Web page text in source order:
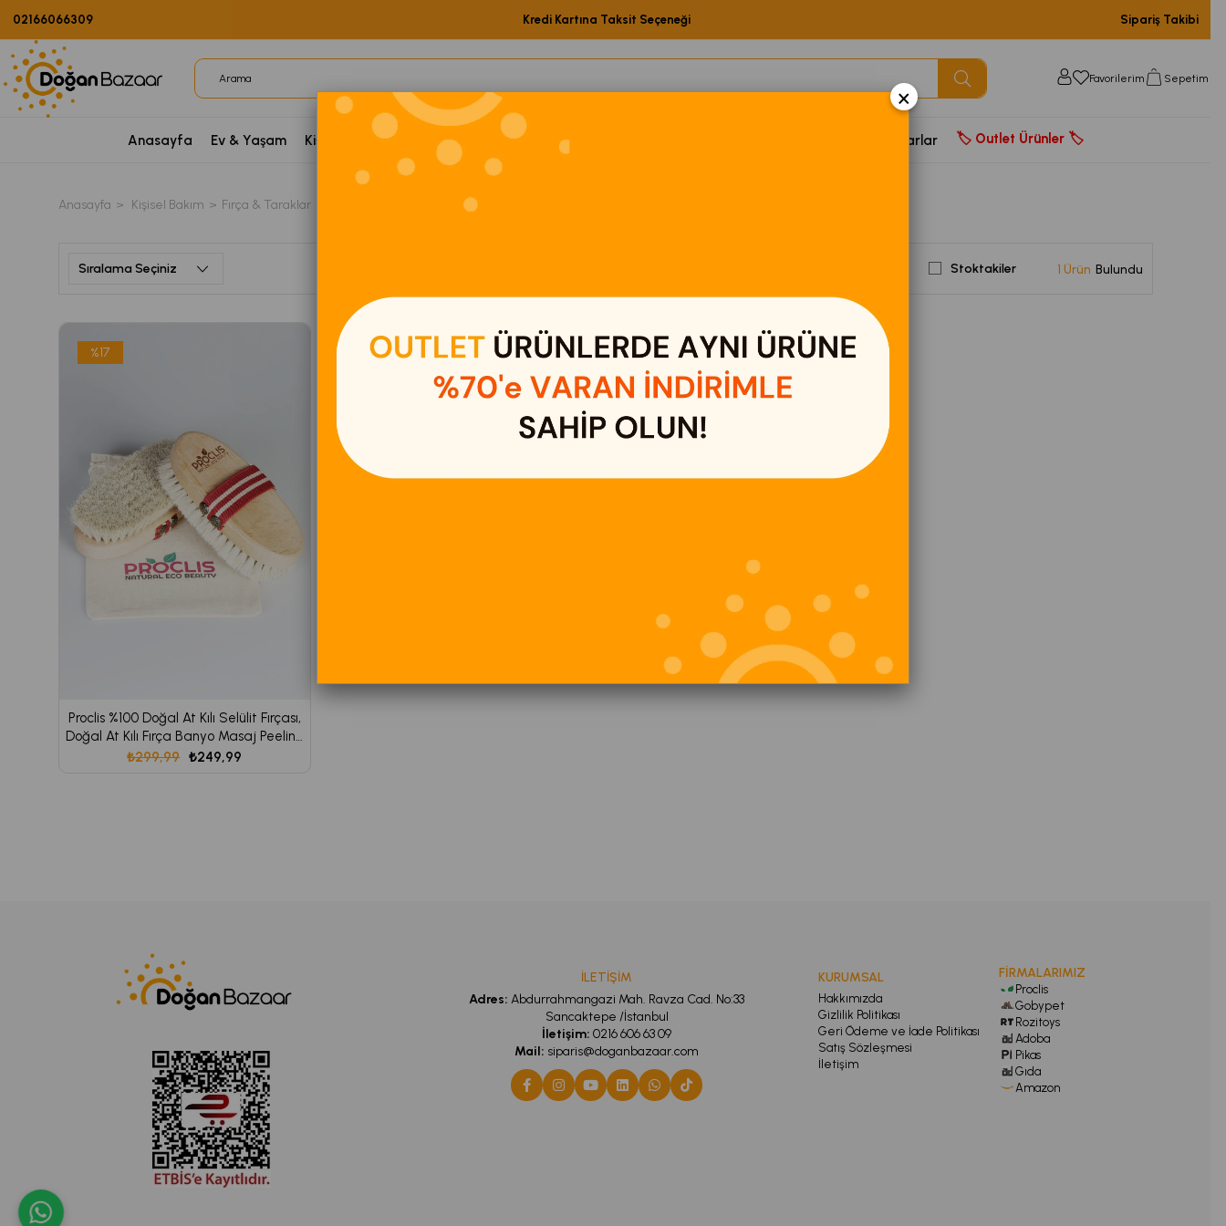
02166066309 Kredi Kartına Taksit Seçeneği Sipariş Takibi
Favorilerim Sepetim
Anasayfa Ev & Yaşam Kişisel Bakım PetShop Ürünleri Elektronik Aksesuarlar 🏷️ Outlet Ürünler 🏷️
Anasayfa Kişisel Bakım Fırça & Taraklar
Stoktakiler 1 Ürün
Proclis %100 Doğal At Kılı Selülit Fırçası,
Doğal At Kılı Fırça Banyo Masaj Peeling
1 Adet İsim Yazdırılır
₺249,99
₺299,99
%17
İLETİŞİM
Adres: Abdurrahmangazi Mah. Ravza Cad. No:33
Sancaktepe /İstanbul
İletişim: 0216 606 63 09
Mail: siparis@doganbazaar.com
KURUMSAL
Hakkımızda
Gizlilik Politikası
Geri Ödeme ve İade Politikası
Satış Sözleşmesi
İletişim
FİRMALARIMIZ
Proclis
Gobypet
Rozitoys
Adoba
Pikas
Gıda
Amazon
×